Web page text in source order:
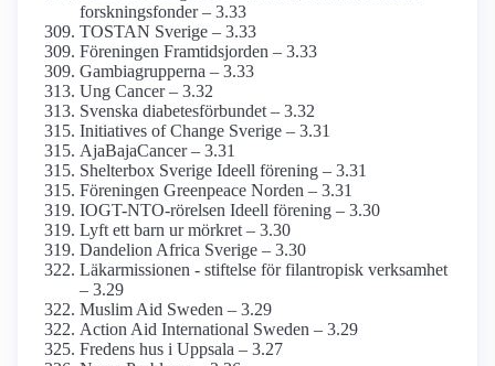
forsknings­fonder – 3.33
TOSTAN Sverige – 3.33
Föreningen Framtidsjorden – 3.33
Gambiagrupperna – 3.33
Ung Cancer – 3.32
Svenska diabetes­förbundet – 3.32
Initiatives of Change Sverige – 3.31
AjaBajaCancer – 3.31
Shelterbox Sverige Ideell förening – 3.31
Föreningen Greenpeace Norden – 3.31
IOGT-NTO-rörelsen Ideell förening – 3.30
Lyft ett barn ur mörkret – 3.30
Dandelion Africa Sverige – 3.30
Läkarmissionen - stiftelse för filantropisk verksamhet
– 3.29
Muslim Aid Sweden – 3.29
Action Aid International Sweden – 3.29
Fredens hus i Uppsala – 3.27